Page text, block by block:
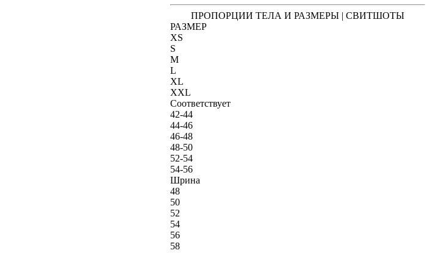
ПРОПОРЦИИ ТЕЛА И РАЗМЕРЫ | СВИТШОТЫ
РАЗМЕР
XS
S
M
L
XL
XXL
Соответствует
42-44
44-46
46-48
48-50
52-54
54-56
Шрина
48
50
52
54
56
58